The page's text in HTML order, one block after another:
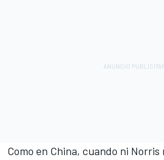
Como en China, cuando ni